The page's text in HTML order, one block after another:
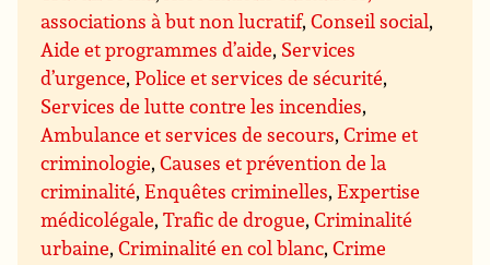
associations à but non lucratif,Conseil social,
Aide et programmes d’aide, Services
d’urgence,Police et services de sécurité,
Services de lutte contre les incendies,
Ambulance et services de secours,Crime et
criminologie,Causes et prévention de la
criminalité,Enquêtes criminelles,Expertise
médicolégale,Trafic de drogue,Criminalité
urbaine,Criminalité en col blanc,Crime